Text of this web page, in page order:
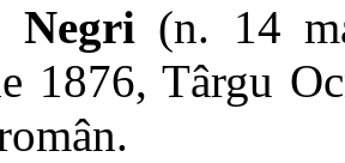
Negri (n. 14
1876, Târgu